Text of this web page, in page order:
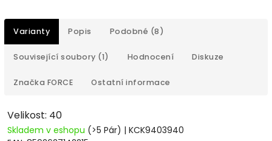
Varianty Popis Podobné (8)
Související soubory (1) Hodnocení Diskuze
Značka FORCE Ostatní informace
Velikost: 40
Skladem v eshopu (>5 Pár) | KCK9403940